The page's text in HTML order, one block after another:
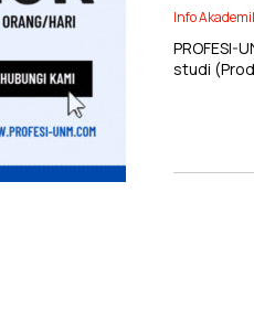
Info
PROFESI-
studi